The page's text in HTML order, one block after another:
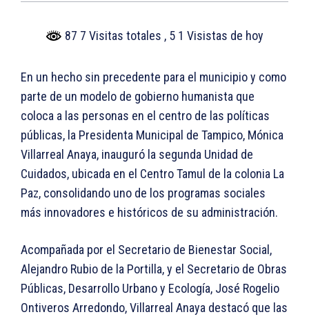
87 7 Visitas totales , 5 1 Visistas de hoy
En un hecho sin precedente para el municipio y como
parte de un modelo de gobierno humanista que
coloca a las personas en el centro de las políticas
públicas, la Presidenta Municipal de Tampico, Mónica
Villarreal Anaya, inauguró la segunda Unidad de
Cuidados, ubicada en el Centro Tamul de la colonia La
Paz, consolidando uno de los programas sociales
más innovadores e históricos de su administración.
Acompañada por el Secretario de Bienestar Social,
Alejandro Rubio de la Portilla, y el Secretario de Obras
Públicas, Desarrollo Urbano y Ecología, José Rogelio
Ontiveros Arredondo, Villarreal Anaya destacó que las